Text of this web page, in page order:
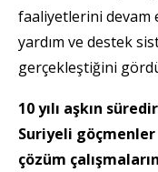
faaliyetlerini devam
yardım ve destek
gerçekleştiğini
10 yılı aşkın
Suriyeli göçmenler
çözüm